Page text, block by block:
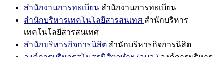
สำนักงานการทะเบียน สำนักงานการทะเบียน
สำนักบริหารเทคโนโลยีสารสนเทศ สำนักบริหาร
เทคโนโลยีสารสนเทศ
สำนักบริหารกิจการนิสิต สำนักบริหารกิจการนิสิต